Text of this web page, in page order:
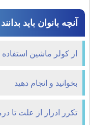
آنچه بانوان باید بدانند
از کولر ماشین
بخوانید و انجام دهید
تكرر ادرار از علت تا